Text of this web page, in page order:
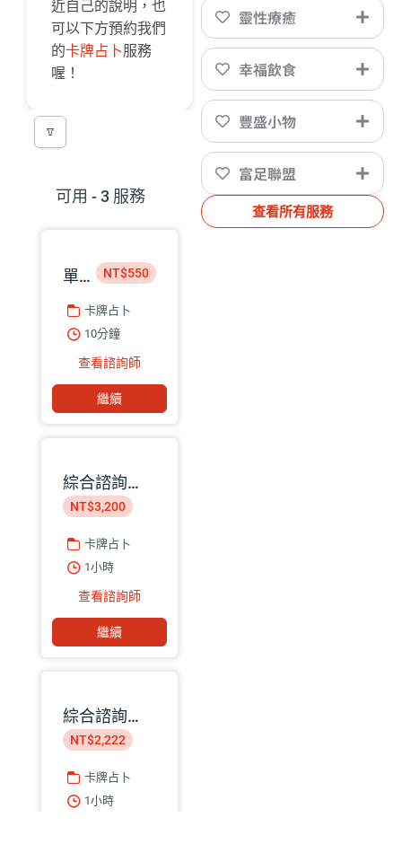
近自己的說明，也
可以下方預約我們
的卡牌占卜服務
喔！
可用 - 3 服務
單題諮詢｜星盤命理師 巧匡 NT$550
卡牌占卜
10分鐘
查看諮詢師
繼續
綜合諮詢｜星盤命理師 巧匡
NT$3,200
卡牌占卜
1小時
查看諮詢師
繼續
綜合諮詢｜靈魂保養師 Koayu
NT$2,222
卡牌占卜
1小時
靈性療癒
幸福飲食
豐盛小物
富足聯盟
查看所有服務